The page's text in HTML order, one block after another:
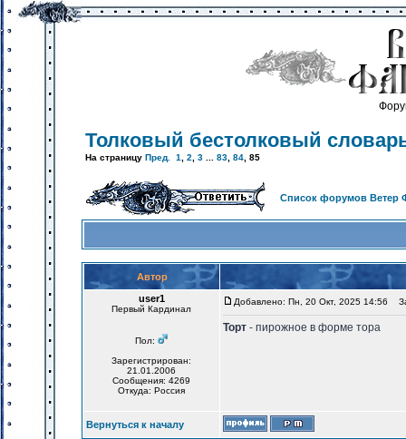
Толковый бестолковый
На страницу Пред. 1 2 3 83 84 85
Список форумов Ветер
Автор
user1
Первый Кардинал
Пол:
Зарегистрирован:
21.01.2006
Сообщения: 4269
Откуда: Россия
Добавлено: Пн, 20 Окт, 2025 14:56
Торт - пирожное в форме тора
Вернуться к началу